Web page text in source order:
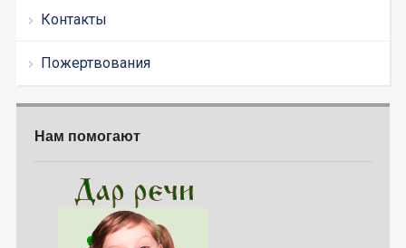
Контакты
Пожертвования
Нам помогают